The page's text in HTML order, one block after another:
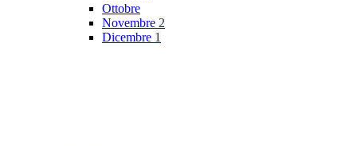
Ottobre
Novembre 2
Dicembre 1